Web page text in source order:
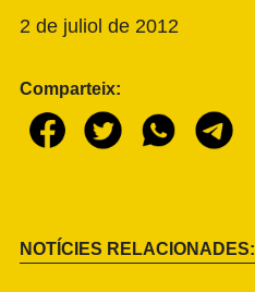
2 de juliol de 2012
Comparteix:
NOTÍCIES RELACIONADES: